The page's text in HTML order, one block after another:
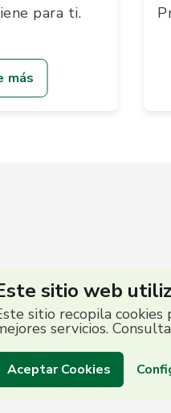
para ti.
más
sitio web
sitio recopila
servicios.
Aceptar Cookies